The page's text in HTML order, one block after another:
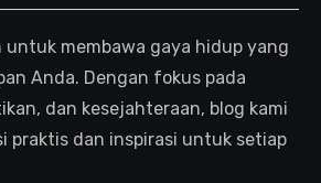
untuk membawa gaya hidup yang
Anda. Dengan fokus pada
dan kesejahteraan, blog kami
praktis dan inspirasi untuk setiap